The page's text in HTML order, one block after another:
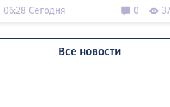
06:28 Сегодня 0
Все новости